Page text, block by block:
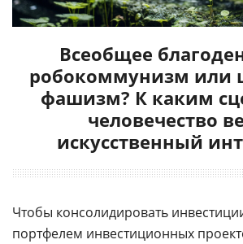
Всеобщее
робокоммунизм или
фашизм? К каким
человечество
искусственный
Чтобы консолидировать
портфелем инвестиционных